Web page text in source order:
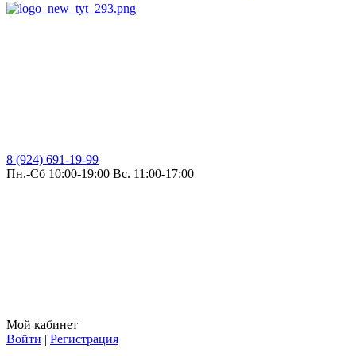
8 (924) 691-19-99
Пн.-Сб 10:00-19:00 Вс. 11:00-17:00
Мой кабинет
Войти | Регистрация